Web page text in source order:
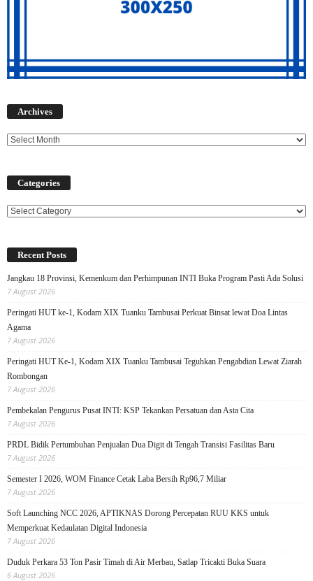
Archives
Categories
Categories
Recent Posts
Jangkau 18 Provinsi, Kemenkum dan Perhimpunan INTI Buka Program Pasti Ada Solusi
7 August 2026
Peringati HUT ke-1, Kodam XIX Tuanku Tambusai Perkuat Binsat lewat Doa Lintas
Agama
7 August 2026
Peringati HUT Ke-1, Kodam XIX Tuanku Tambusai Teguhkan Pengabdian Lewat Ziarah
Rombongan
7 August 2026
Pembekalan Pengurus Pusat INTI: KSP Tekankan Persatuan dan Asta Cita
7 August 2026
PRDL Bidik Pertumbuhan Penjualan Dua Digit di Tengah Transisi Fasilitas Baru
7 August 2026
Semester I 2026, WOM Finance Cetak Laba Bersih Rp96,7 Miliar
7 August 2026
Soft Launching NCC 2026, APTIKNAS Dorong Percepatan RUU KKS untuk
Memperkuat Kedaulatan Digital Indonesia
7 August 2026
Duduk Perkara 53 Ton Pasir Timah di Air Merbau, Satlap Tricakti Buka Suara
6 August 2026